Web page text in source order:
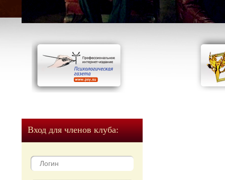
Вход для членов клуба: